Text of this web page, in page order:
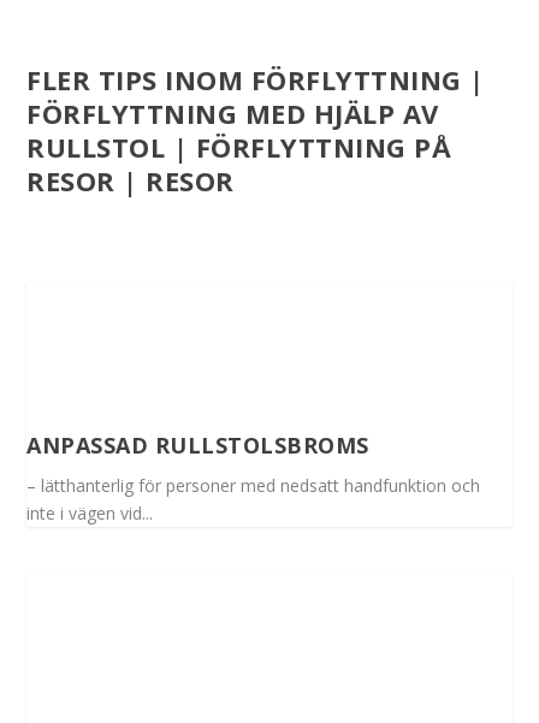
FLER TIPS INOM FÖRFLYTTNING |
FÖRFLYTTNING MED HJÄLP AV
RULLSTOL | FÖRFLYTTNING PÅ
RESOR | RESOR
ANPASSAD RULLSTOLSBROMS
– lätthanterlig för personer med nedsatt handfunktion och
inte i vägen vid...